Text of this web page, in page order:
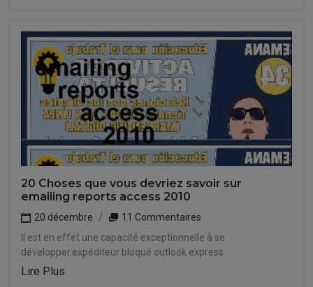
20 Choses que vous devriez savoir sur
emailing reports access 2010
20 décembre
11 Commentaires
Il est en effet une capacité exceptionnelle à se
développer.expéditeur bloqué outlook express
Lire Plus